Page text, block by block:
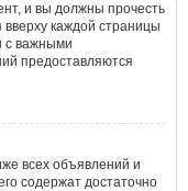
и вы должны прочесть
каждой страницы
с важными
предоставляются
всех объявлений и
содержат достаточно